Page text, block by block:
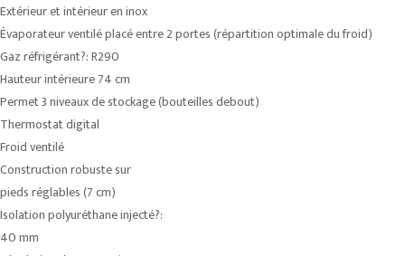
Extérieur et intérieur en inox
Évaporateur ventilé placé entre 2 portes (répartition optimale du froid)
Gaz réfrigérant?: R290
Hauteur intérieure 74 cm
Permet 3 niveaux de stockage (bouteilles debout)
Thermostat digital
Froid ventilé
Construction robuste sur
pieds réglables (7 cm)
Isolation polyuréthane injecté?:
40 mm